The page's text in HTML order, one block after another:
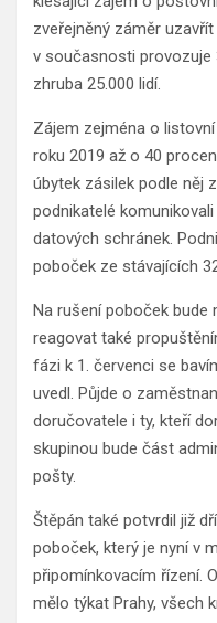
zveřejněný záměr
v současnosti provozuje
zhruba 25.000 lidí.
Zájem zejména o
roku 2019 až o 40
úbytek zásilek podle něj
podnikatelé
datových schránek.
poboček ze stávajících
Na rušení poboček
reagovat také
fázi k 1. červenci se
uvedl. Půjde o
doručovatele i ty, kteří
skupinou bude část
pošty.
Štěpán také potvrdil již
poboček, který je nyní v
připomínkovacím řízení.
mělo týkat Prahy, všech